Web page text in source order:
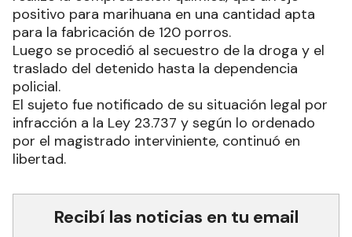
positivo para marihuana en una cantidad apta
para la fabricación de 120 porros.
Luego se procedió al secuestro de la droga y el
traslado del detenido hasta la dependencia
policial.
El sujeto fue notificado de su situación legal por
infracción a la Ley 23.737 y según lo ordenado
por el magistrado interviniente, continuó en
libertad.
Recibí las noticias en tu email